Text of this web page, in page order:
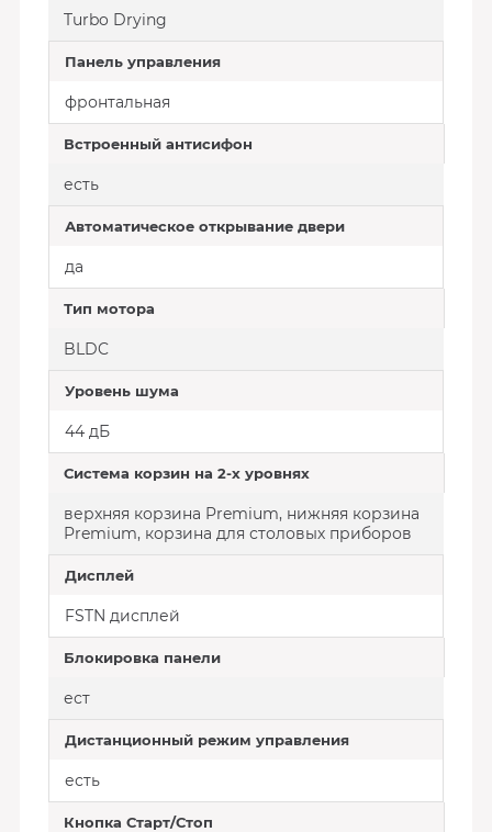
Turbo Drying
Панель управления
фронтальная
Встроенный антисифон
есть
Автоматическое открывание двери
да
Тип мотора
BLDC
Уровень шума
44 дБ
Система корзин на 2-х уровнях
верхняя корзина Premium, нижняя корзина
Premium, корзина для столовых приборов
Дисплей
FSTN дисплей
Блокировка панели
ест
Дистанционный режим управления
есть
Кнопка Старт/Стоп